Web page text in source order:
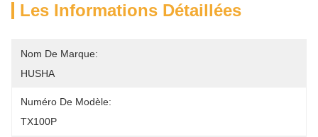
Les Informations Détaillées
Nom De Marque:
HUSHA
Numéro De Modèle:
TX100P